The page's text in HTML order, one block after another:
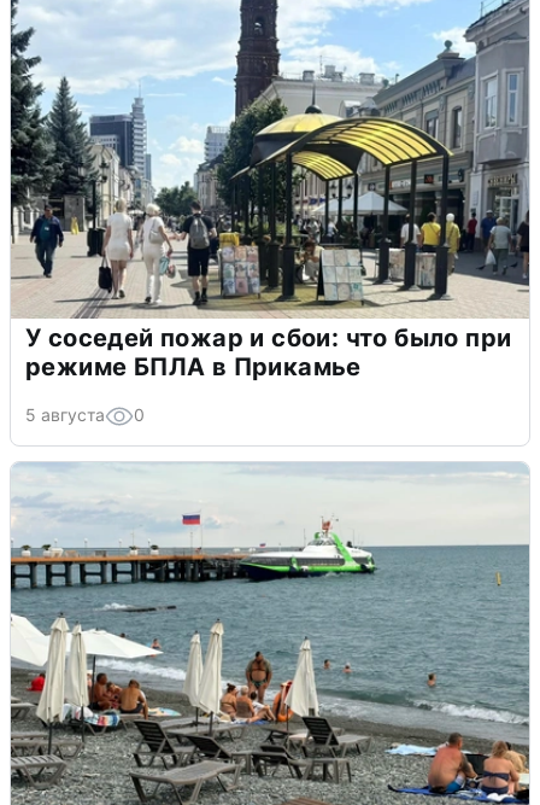
У соседей пожар и сбои: что было при
режиме БПЛА в Прикамье
5 августа 0